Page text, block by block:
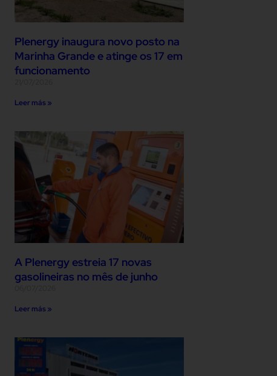
Plenergy inaugura novo posto na
Marinha Grande e atinge os 17 em
funcionamento
Leer más »
A Plenergy estreia 17 novas
gasolineiras no mês de junho
Leer más »